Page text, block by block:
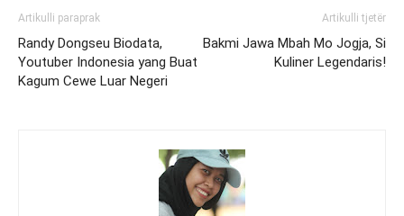
Artikulli paraprak
Randy Dongseu Biodata,
Youtuber Indonesia yang Buat
Kagum Cewe Luar Negeri
Artikulli tjetër
Bakmi Jawa Mbah Mo Jogja, Si
Kuliner Legendaris!